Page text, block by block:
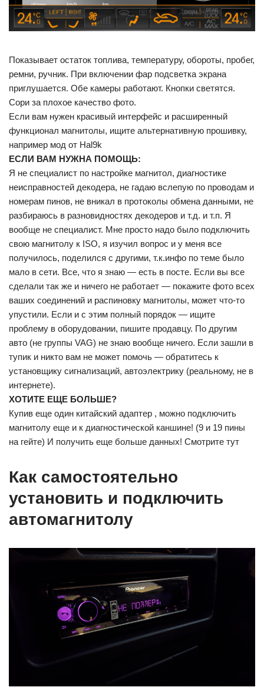
Показывает остаток топлива, температуру, обороты, пробег,
ремни, ручник. При включении фар подсветка экрана
приглушается. Обе камеры работают. Кнопки светятся.
Сори за плохое качество фото.
Если вам нужен красивый интерфейс и расширенный
функционал магнитолы, ищите альтернативную прошивку,
например мод от Hal9k
ЕСЛИ ВАМ НУЖНА ПОМОЩЬ:
Я не специалист по настройке магнитол, диагностике
неисправностей декодера, не гадаю вслепую по проводам и
номерам пинов, не вникал в протоколы обмена данными, не
разбираюсь в разновидностях декодеров и т.д. и т.п. Я
вообще не специалист. Мне просто надо было подключить
свою магнитолу к ISO, я изучил вопрос и у меня все
получилось, поделился с другими, т.к.инфо по теме было
мало в сети. Все, что я знаю — есть в посте. Если вы все
сделали так же и ничего не работает — покажите фото всех
ваших соединений и распиновку магнитолы, может что-то
упустили. Если и с этим полный порядок — ищите
проблему в оборудовании, пишите продавцу. По другим
авто (не группы VAG) не знаю вообще ничего. Если зашли в
тупик и никто вам не может помочь — обратитесь к
установщику сигнализаций, автоэлектрику (реальному, не в
интернете).
ХОТИТЕ ЕЩЕ БОЛЬШЕ?
Купив еще один китайский адаптер , можно подключить
магнитолу еще и к диагностической каншине! (9 и 19 пины
на гейте) И получить еще больше данных! Смотрите тут
Как самостоятельно
установить и подключить
автомагнитолу